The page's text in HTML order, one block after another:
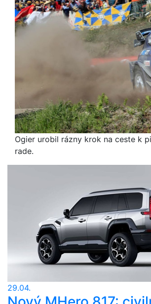
Ogier urobil rázny krok na ceste k
rade.
29.04.